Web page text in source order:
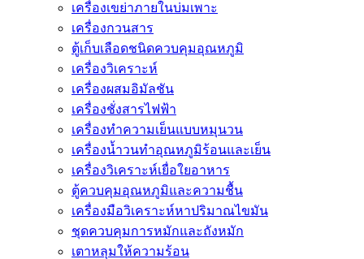
เครื่องเขย่าภายในบ่มเพาะ
เครื่องกวนสาร
ตู้เก็บเลือดชนิดควบคุมอุณหภูมิ
เครื่องวิเคราะห์
เครื่องผสมอิมัลชัน
เครื่องชั่งสารไฟฟ้า
เครื่องทำความเย็นแบบหมุนวน
เครื่องน้ำวนทำอุณหภูมิร้อนและเย็น
เครื่องวิเคราะห์เยื่อใยอาหาร
ตู้ควบคุมอุณหภูมิและความชื้น
เครื่องมือวิเคราะห์หาปริมาณไขมัน
ชุดควบคุมการหมักและถังหมัก
เตาหลุมให้ความร้อน